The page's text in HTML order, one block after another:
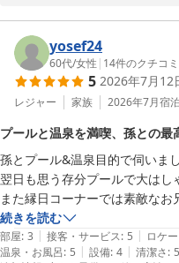
またのご来館を心よりお待ち
堂ヶ島唯一の自家源泉掛流宿
2026-07-21
数ある宿の中から、自家源泉
ただき、誠にありがとうござ
お部屋から望む三四郎島の景
満喫いただけたとのこと、大
きれいに撮影してくださった
また、とろりとした泉質の温
かりやすい料金体系にもご満
す。
トンボロ体験では思いがけな
たが、大事に至らずほっとい
そのような中で、当ホテルス
yosef24
60代/女性 | 14件のクチコミ
5 2026年7月12
レジャー 家族 2026年7月宿泊
プールと温泉を満喫、孫との最
孫とプール&温泉目的で伺いま
翌日も思う存分プールで大はし
また縁日コーナーでは素敵な
くださり射的を堪能していまし
飲み物もフリーで部屋にも持っ
した。
続きを読む
部屋: 3 | 接客・サービス: 5 | ロケ
温泉・お風呂: 5 | 設備: 4 | 清潔さ: 5